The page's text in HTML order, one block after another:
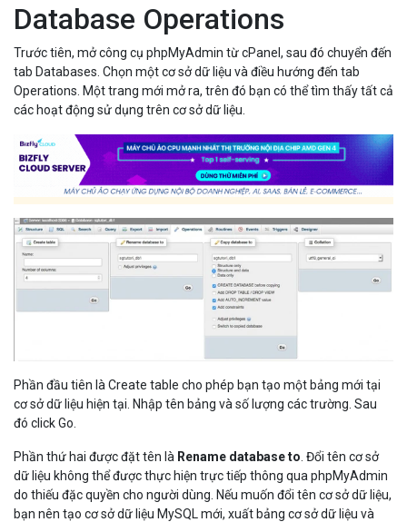
Database Operations
Trước tiên, mở công cụ phpMyAdmin từ cPanel, sau đó chuyển đến
tab Databases. Chọn một cơ sở dữ liệu và điều hướng đến tab
Operations. Một trang mới mở ra, trên đó bạn có thể tìm thấy tất cả
các hoạt động sử dụng trên cơ sở dữ liệu.
Phần đầu tiên là Create table cho phép bạn tạo một bảng mới tại
cơ sở dữ liệu hiện tại. Nhập tên bảng và số lượng các trường. Sau
đó click Go.
Phần thứ hai được đặt tên là Rename database to . Đổi tên cơ sở
dữ liệu không thể được thực hiện trực tiếp thông qua phpMyAdmin
do thiếu đặc quyền cho người dùng. Nếu muốn đổi tên cơ sở dữ liệu,
bạn nên tạo cơ sở dữ liệu MySQL mới, xuất bảng cơ sở dữ liệu và